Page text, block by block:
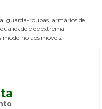
guarda-roupas, armários de
e de extrema
aos móveis.